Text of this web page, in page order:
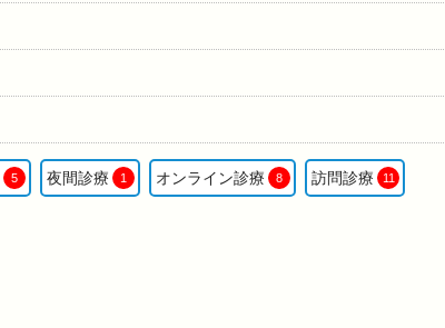
5 夜間診療 1 オンライン診療 8 訪問診療 11